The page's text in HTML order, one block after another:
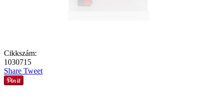
Cikkszám:
1030715
Share Tweet